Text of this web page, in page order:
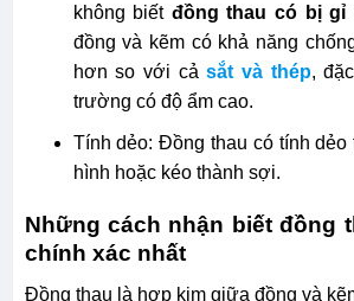
không biết đồng thau có bị gỉ
đồng và kẽm có khả năng
hơn so với cảsắt và thép,
trường có độ ẩm cao.
Tính dẻo: Đồng thau có tính dẻo
hình hoặc kéo thành sợi.
Những cách nhận biết đồng
chính xác nhất
Đồng thau là hợp kim giữa đồng và